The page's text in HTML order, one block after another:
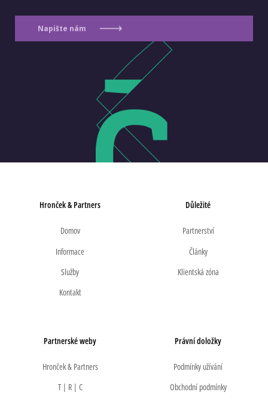
Napište nám
Hronček & Partners
Domov
Informace
Služby
Kontakt
Důležité
Partnerství
Články
Klientská zóna
Partnerské weby
Hronček & Partners
T | R | C
Právní doložky
Podmínky užívání
Obchodní podmínky